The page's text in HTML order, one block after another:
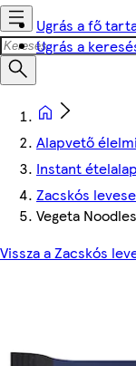
Ugrás a fő
Ugrás a
Alapvető
Instant
Zacskós
Vegeta
Vissza a Zacskós